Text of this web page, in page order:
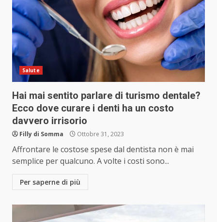
Salute
Hai mai sentito parlare di turismo dentale?
Ecco dove curare i denti ha un costo
davvero irrisorio
Filly di Somma Ottobre 31, 2023
Affrontare le costose spese dal dentista non è mai
semplice per qualcuno. A volte i costi sono...
Per saperne di più